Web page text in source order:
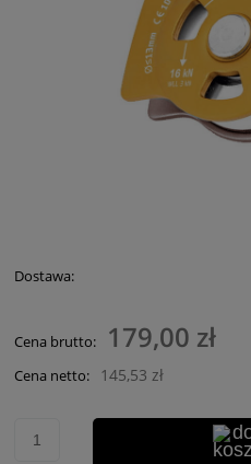
Dostawa:
Cena brutto: 179,00 zł
Cena netto: 145,53 zł